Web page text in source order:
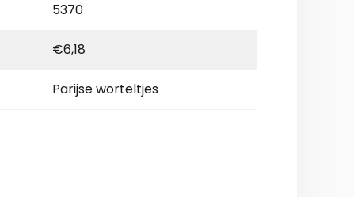
5370
€6,18
Parijse worteltjes